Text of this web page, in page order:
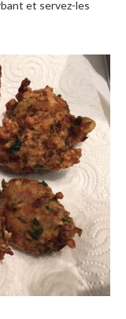
et servez-les